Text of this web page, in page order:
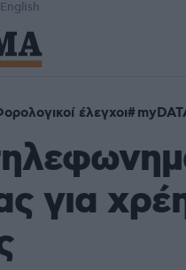
English
έλεγχοι
για